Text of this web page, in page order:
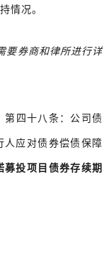
情况。
要券商和律所进行详
第四十八条：公司债
人应对债券偿债保障
投项目债券存续期